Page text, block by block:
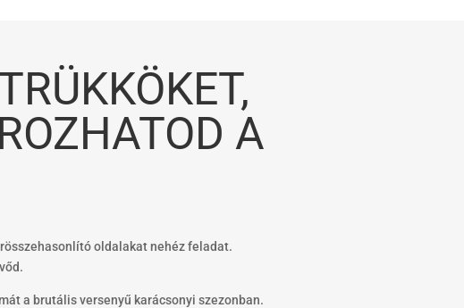
A
oldalakat nehéz feladat.
a brutális versenyű karácsonyi szezonban.